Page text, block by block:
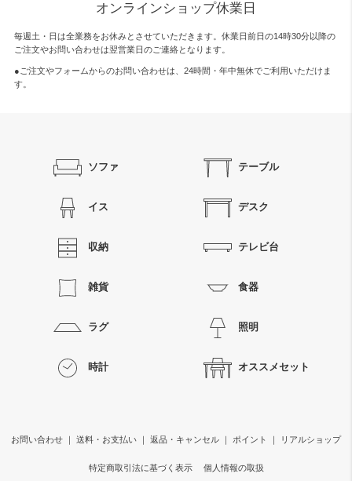
オンラインショップ休業日
毎週土・日は全業務をお休みとさせていただきます。休業日前日の14時30分以降の
ご注文やお問い合わせは翌営業日のご連絡となります。
●ご注文やフォームからのお問い合わせは、 24時間・年中無休でご利用いただけま
す。
ソファ テーブル
イス デスク
収納 テレビ台
雑貨 食器
ラグ 照明
時計 オススメセット
お問い合わせ 送料・お支払い 返品・キャンセル ポイント リアルショップ
特定商取引法に基づく表示 個人情報の取扱